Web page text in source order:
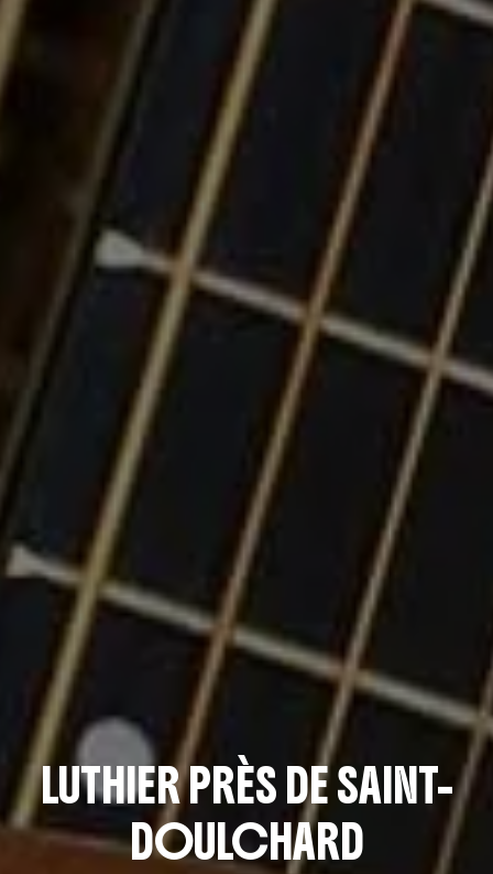
LUTHIER PRÈS DE SAINT-
DOULCHARD